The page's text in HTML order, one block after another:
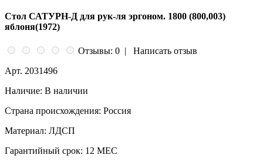
Стол САТУРН-Д для рук-ля эргоном. 1800 (800,003)
яблоня(1972)
Отзывы: 0 |
Написать отзыв
Арт. 2031496
Наличие: В наличии
Страна происхождения: Россия
Материал: ЛДСП
Гарантийный срок: 12 МЕС